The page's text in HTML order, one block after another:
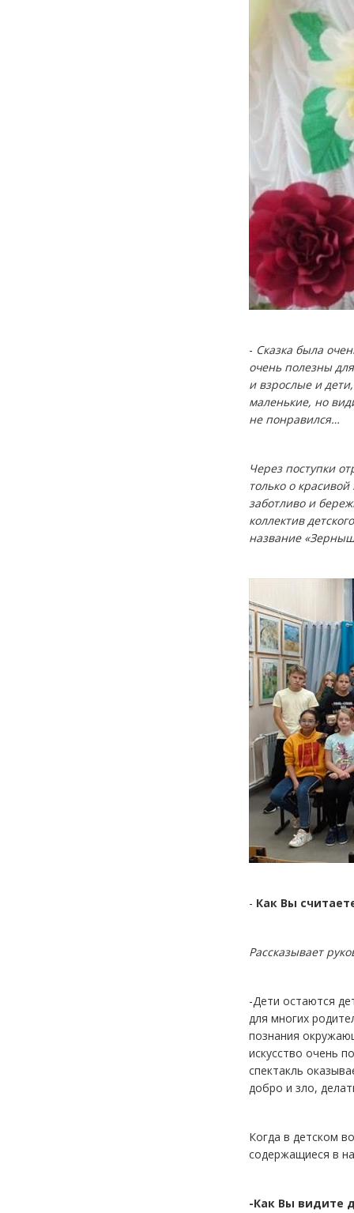
- Сказка была
очень полезны
и взрослые и
маленькие, но
не понравился…
Через поступки
только о
заботливо и
коллектив
название
- Как Вы
Рассказывает
-Дети остаются
для многих
познания
искусство очень
спектакль
добро и зло,
Когда в детском
содержащиеся в
-Как Вы видите